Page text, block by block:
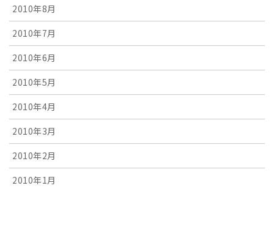
2010年8月
2010年7月
2010年6月
2010年5月
2010年4月
2010年3月
2010年2月
2010年1月